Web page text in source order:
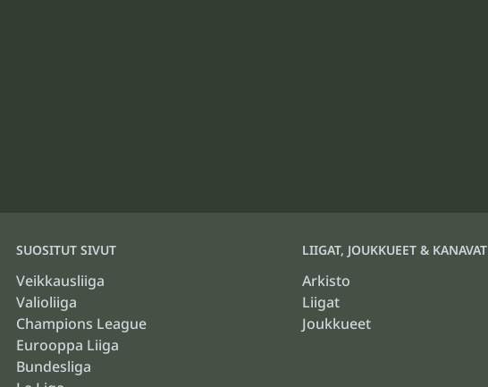
SUOSITUT SIVUT
Veikkausliiga
Valioliiga
Champions League
Eurooppa Liiga
Bundesliga
LIIGAT, JOUKKUEET & KANAVAT
Arkisto
Liigat
Joukkueet